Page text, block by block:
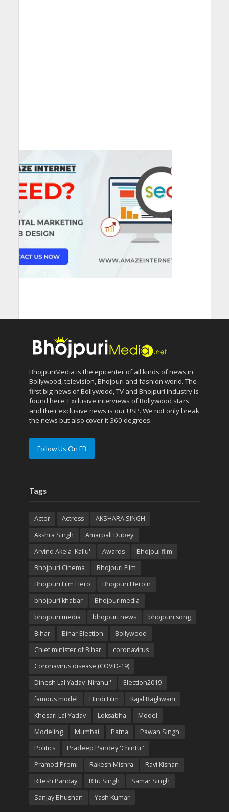
BhojpuriMedia is the epicenter of all kinds of news in
Bollywood, television, Bhojpuri and fashion world. The
first big news of Bollywood, TV and Bhojpuri industry is
found here. Exclusive interviews of Bollywood stars
and their exclusive news is our USP. We not only break
the news but also cover it 360 degrees.
Follow Us On FB
Tags
Actor Actress
AKSHARA SINGH
Akshra Singh
Amarpali Dubey
Arvind Akela 'Kallu'
Awards
Bhojpui film
Bhojpuri Cinema
Bhojpuri Film
Bhojpuri Film Hero
Bhojpuri Heroin
bhojpuri khabar
Bhojpurimedia
bhojpuri media
bhojpuri news
bhojpuri song
Bihar
Bihar Election
Bollywood
Chief minister of Bihar
coronavirus
Coronavirus disease (COVID-19)
Dinesh Lal Yadav 'Nirahu '
Election2019
famous model
Hindi Film
Kajal Raghwani
Khesari Lal Yadav
Loksabha
Model
Modeling
Mumbai Patna
Pawan Singh
Politics
Pradeep Pandey 'Chintu '
Pramod Premi
Rakesh Mishra
Ravi Kishan
Ritesh Panday
Ritu Singh
Samar Singh
Sanjay Bhushan
Yash Kumar